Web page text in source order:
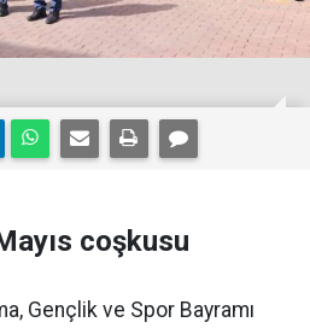
coşkusu
Gençlik ve Spor Bayramı